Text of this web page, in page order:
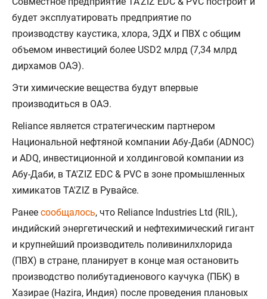
будет эксплуатировать предприятие по
производству каустика, хлора, ЭДХ и ПВХ с общим
объемом инвестиций более USD2 млрд (7,34 млрд
дирхамов ОАЭ).
Эти химические вещества будут впервые
производиться в ОАЭ.
Reliance является стратегическим партнером
Национальной нефтяной компании Абу-Даби (ADNOC)
и ADQ, инвестиционной и холдинговой компании из
Абу-Даби, в TA'ZIZ EDC & PVC в зоне промышленных
химикатов TA'ZIZ в Рувайсе.
Ранее сообщалось, что Reliance Industries Ltd (RIL),
индийский энергетический и нефтехимический гигант
и крупнейший производитель поливинилхлорида
(ПВХ) в стране, планирует в конце мая остановить
производство полибутадиенового каучука (ПБК) в
Хазирае (Hazira, Индия) после проведения плановых